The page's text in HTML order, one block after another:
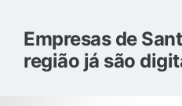
Empresas de
região já são